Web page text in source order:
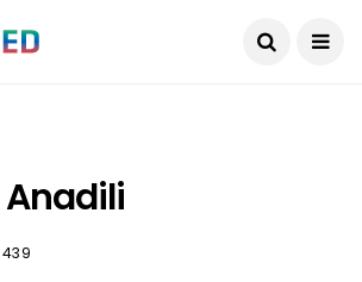
439